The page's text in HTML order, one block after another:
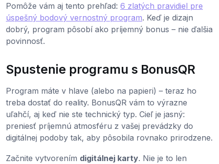
Pomôže vám aj tento prehľad: 6 zlatých pravidiel pre
úspešný bodový vernostný program. Keď je dizajn
dobrý, program pôsobí ako príjemný bonus – nie ďalšia
povinnosť.
Spustenie programu s BonusQR
Program máte v hlave (alebo na papieri) – teraz ho
treba dostať do reality. BonusQR vám to výrazne
uľahčí, aj keď nie ste technický typ. Cieľ je jasný:
preniesť príjemnú atmosféru z vašej prevádzky do
digitálnej podoby tak, aby pôsobila rovnako prirodzene.
Začnite vytvorením digitálnej karty. Nie je to len